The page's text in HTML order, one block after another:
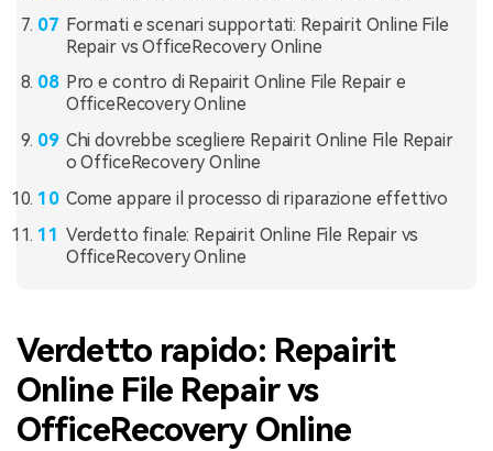
Formati e scenari supportati: Repairit Online File
Repair vs OfficeRecovery Online
Pro e contro di Repairit Online File Repair e
OfficeRecovery Online
Chi dovrebbe scegliere Repairit Online File Repair
o OfficeRecovery Online
Come appare il processo di riparazione effettivo
Verdetto finale: Repairit Online File Repair vs
OfficeRecovery Online
Verdetto rapido: Repairit
Online File Repair vs
OfficeRecovery Online